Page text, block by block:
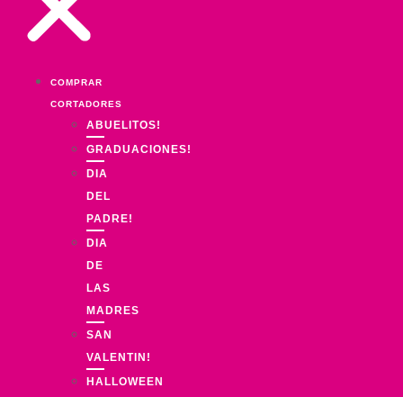
COMPRAR
CORTADORES
ABUELITOS!
GRADUACIONES!
DIA
DEL
PADRE!
DIA
DE
LAS
MADRES
SAN
VALENTIN!
HALLOWEEN